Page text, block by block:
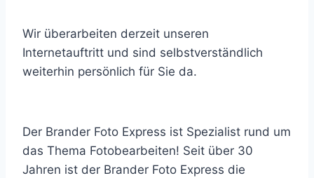
Wir überarbeiten derzeit unseren
Internetauftritt und sind selbstverständlich
weiterhin persönlich für Sie da.
Der Brander Foto Express ist Spezialist rund um
das Thema Fotobearbeiten! Seit über 30
Jahren ist der Brander Foto Express die